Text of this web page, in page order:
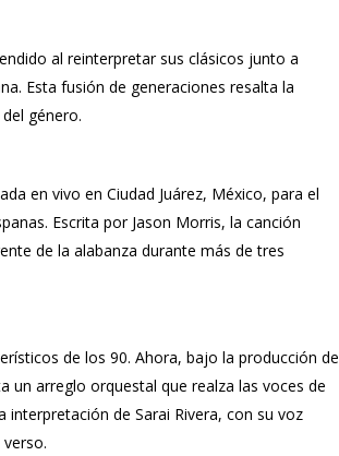
al reinterpretar sus clásicos junto a
Esta fusión de generaciones resalta la
género.
en vivo en Ciudad Juárez, México, para el
Escrita por Jason Morris, la canción
de la alabanza durante más de tres
de los 90. Ahora, bajo la producción de
un arreglo orquestal que realza las voces de
interpretación de Sarai Rivera, con su voz